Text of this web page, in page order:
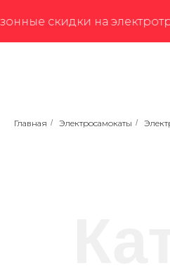
скидки на
Главная / Электросамокаты /